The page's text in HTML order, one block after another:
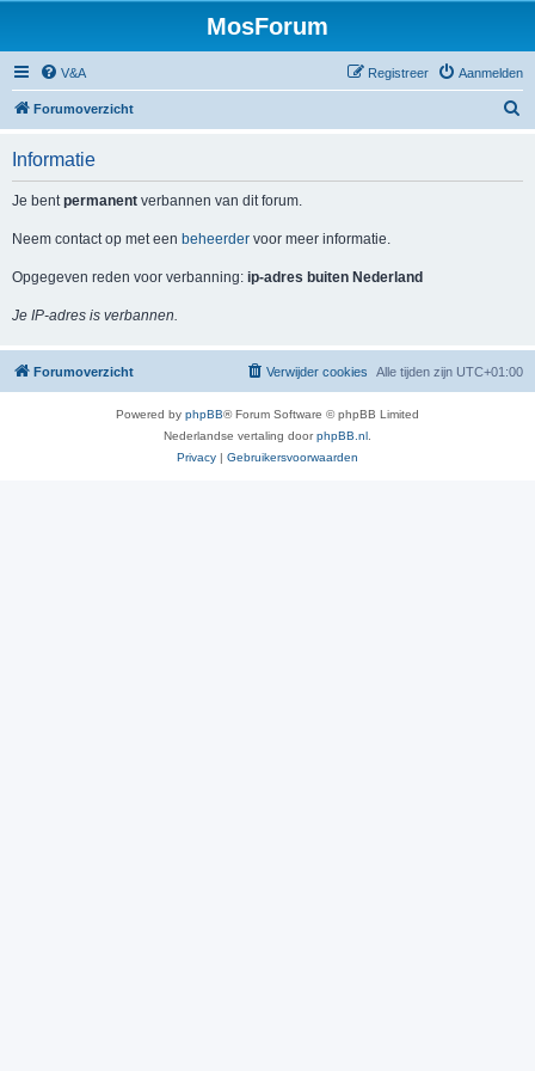
MosForum
V&A Aanmelden
Registreer
Forumoverzicht
Informatie
Je bentpermanent verbannen van dit forum.
Neem contact op met een beheerder voor meer informatie.
Opgegeven reden voor verbanning: ip-adres buiten Nederland
Je IP-adres is verbannen.
Forumoverzicht Alle tijden zijn UTC+01:00
Verwijder cookies
Powered by phpBB® Forum Software © phpBB Limited
Nederlandse vertaling doorphpBB.nl
Privacy | Gebruikersvoorwaarden